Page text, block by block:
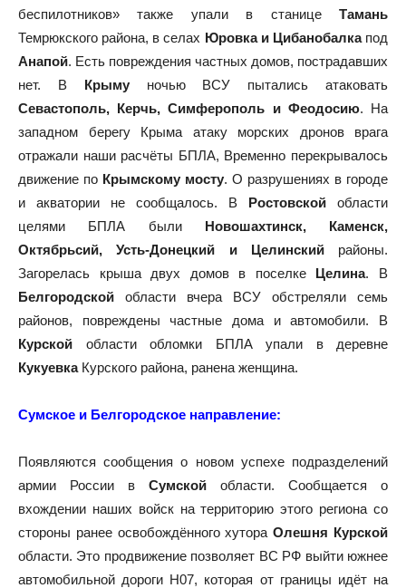
беспилотников» также упали в станице Тамань
Темрюкского района, в селах Юровка и Цибанобалкапод
Анапой. Есть повреждения частных домов, пострадавших
нет. В Крымуночью ВСУ пытались атаковать
Севастополь, Керчь, Симферополь и Феодосию. На
западном берегу Крыма атаку морских дронов врага
отражали наши расчёты БПЛА, Временно перекрывалось
движение по Крымскому мосту. О разрушениях в городе
и акватории не сообщалось. В Ростовской области
целями БПЛА были Новошахтинск, Каменск,
Октябрьсий, Усть-Донецкий и Целинскийрайоны.
Загорелась крыша двух домов в поселке Целина. В
Белгородской области вчера ВСУ обстреляли семь
районов, повреждены частные дома и автомобили. В
Курской области обломки БПЛА упали в деревне
КукуевкаКурского района, ранена женщина.
Сумское и Белгородское направление:
Появляются сообщения о новом успехе подразделений
армии России в Сумской области. Сообщается о
вхождении наших войск на территорию этого региона со
стороны ранее освобождённого хутораОлешня Курской
области. Это продвижение позволяет ВС РФ выйти южнее
автомобильной дороги Н07, которая от границы идёт на